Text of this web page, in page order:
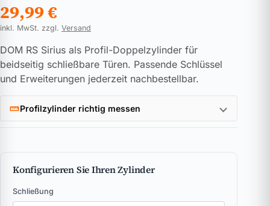
29,99€
inkl. MwSt. zzgl. Versand
DOM RS Sirius als Profil-Doppelzylinder für
beidseitig schließbare Türen. Passende Schlüssel
und Erweiterungen jederzeit nachbestellbar.
Profilzylinder richtig messen
Konfigurieren Sie Ihren Zylinder
Schließung